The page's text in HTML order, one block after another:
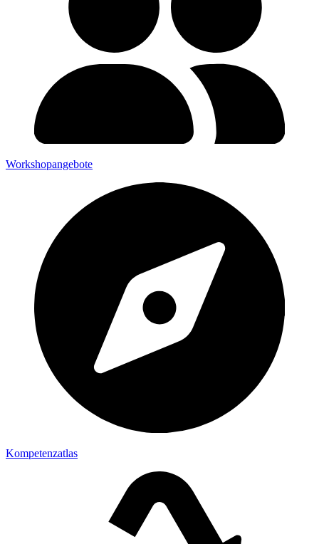
Workshopangebote
Kompetenzatlas